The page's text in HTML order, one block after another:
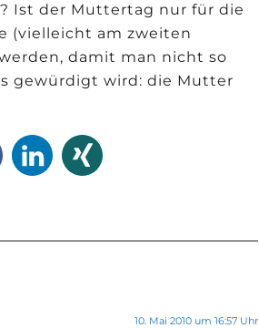
Ist der Muttertag nur für die
(vielleicht am zweiten
damit man nicht so
gewürdigt wird: die Mutter
10. Mai 2010 um 16:57 Uhr